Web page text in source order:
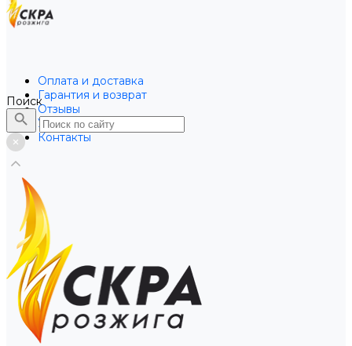
Оплата и доставка
Гарантия и возврат
Отзывы
Услуги
Контакты
Поиск